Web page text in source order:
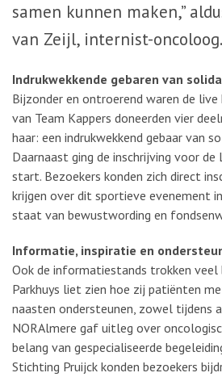
samen kunnen maken,”
van Zeijl, internist-oncoloog.
Indrukwekkende gebaren van
Bijzonder en ontroerend waren de
van Team Kappers doneerden vier
haar: een indrukwekkend gebaar van
Daarnaast ging de inschrijving voor
start. Bezoekers konden zich direct
krijgen over dit sportieve evenement
staat van bewustwording en
Informatie, inspiratie en
Ook de informatiestands trokken veel
Parkhuys liet zien hoe zij patiënten
naasten ondersteunen, zowel tijdens
NORAlmere gaf uitleg over
belang van gespecialiseerde
Stichting Pruijck konden bezoekers